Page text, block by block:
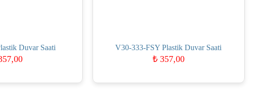
Duvar Saati V30-333-FSY Plastik Duvar Saati
₺357,00